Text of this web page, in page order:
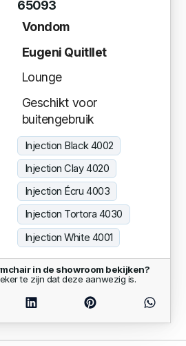
65093
Vondom
Eugeni Quitllet
Lounge
Geschikt voor
buitengebruik
Injection Black 4002
Injection Clay 4020
Injection Écru 4003
Injection Tortora 4030
Injection White 4001
in de showroom bekijken?
te zijn dat deze aanwezig is.